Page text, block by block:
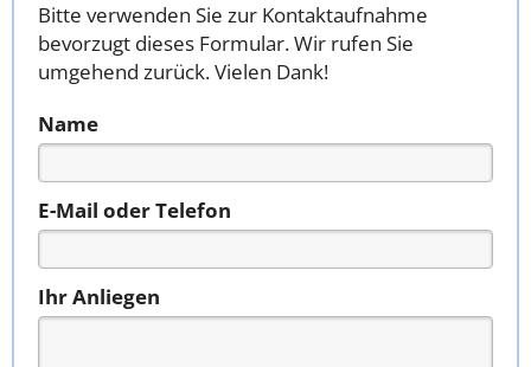
Bitte verwenden Sie zur Kontaktaufnahme
bevorzugt dieses Formular. Wir rufen Sie
umgehend zurück. Vielen Dank!
Name
E-Mail oder Telefon
Ihr Anliegen